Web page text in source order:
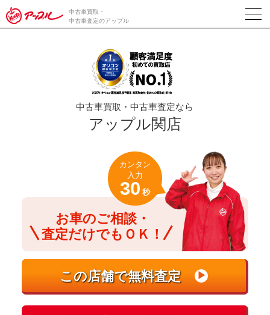
/*ABテスト_新規査定フォームの為のCVボタン*/
中古車買取・
中古車査定のアップル
中古車買取・中古車査定なら
アップル関店
お車のご相談・
査定だけでもＯＫ！
カンタン
入力
30 秒